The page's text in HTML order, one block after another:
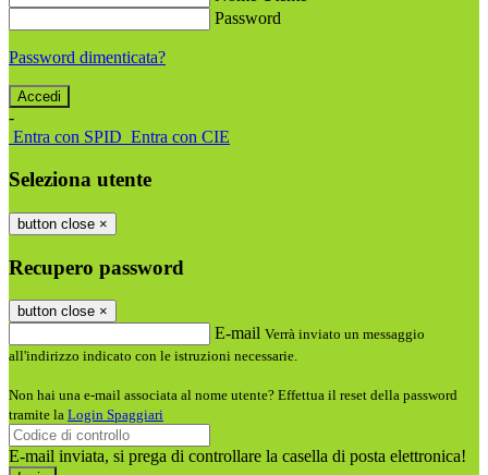
Password
Password dimenticata?
-
Entra con SPID Entra con CIE
Seleziona utente
button close ×
Recupero password
button close ×
E-mail Verrà inviato un messaggio
all'indirizzo indicato con le istruzioni necessarie.
Non hai una e-mail associata al nome utente? Effettua il reset della password
tramite la Login Spaggiari
E-mail inviata, si prega di controllare la casella di posta elettronica!